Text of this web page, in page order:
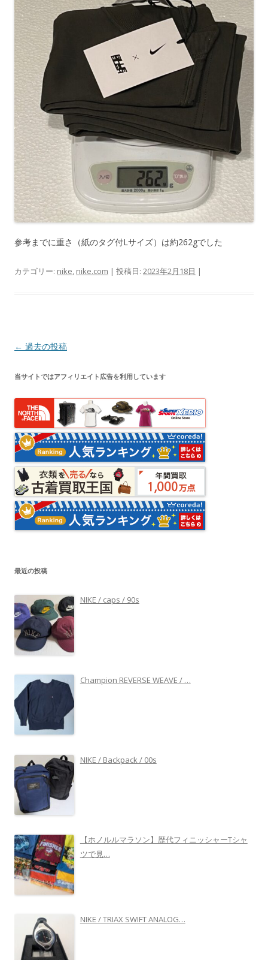
参考までに重さ（紙のタグ付Lサイズ）は約262gでした
カテゴリー: nike, nike.com | 投稿日: 2023年2月18日 |
投
ナ
ビ
ゲ
ー
シ
ョ
ン
← 過去の投稿
当サイトではアフィリエイト広告を利用しています
最近の投稿
NIKE / caps / 90s
Champion REVERSE WEAVE / …
NIKE / Backpack / 00s
【ホノルルマラソン】歴代フィニッシャーTシャ
ツで見…
NIKE / TRIAX SWIFT ANALOG…